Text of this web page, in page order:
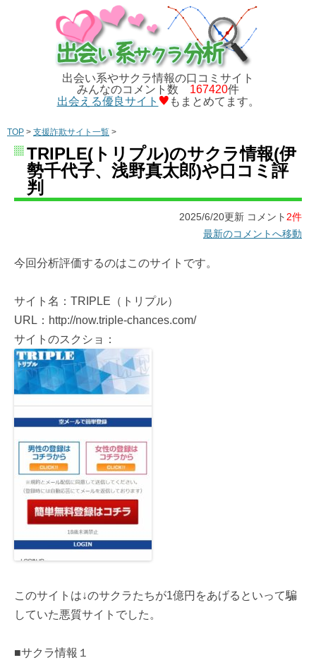
出会い系やサクラ情報の口コミサイト
みんなのコメント数 167420件
出会える優良サイト
もまとめてます。
TOP > 支援詐欺サイト一覧 >
TRIPLE(トリプル)のサクラ情報(伊
勢千代子、浅野真太郎)や口コミ評
判
2025/6/20更新 コメント 2件
最新のコメントへ移動
今回分析評価するのはこのサイトです。
サイト名：TRIPLE（トリプル）
URL：http://now.triple-chances.com/
サイトのスクショ：
このサイトは↓のサクラたちが1億円をあげるといって騙
していた悪質サイトでした。
■サクラ情報１